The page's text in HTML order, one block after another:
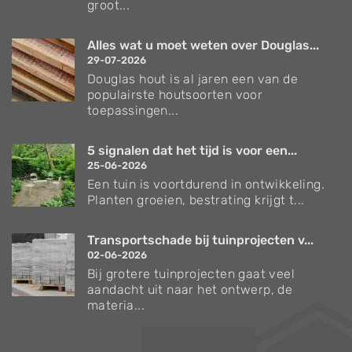
groot...
Alles wat u moet weten over Douglas...
29-07-2026
Douglas hout is al jaren een van de
populairste houtsoorten voor
toepassingen...
5 signalen dat het tijd is voor een...
25-06-2026
Een tuin is voortdurend in ontwikkeling.
Planten groeien, bestrating krijgt t...
Transportschade bij tuinprojecten v...
02-06-2026
Bij grotere tuinprojecten gaat veel
aandacht uit naar het ontwerp, de
materia...